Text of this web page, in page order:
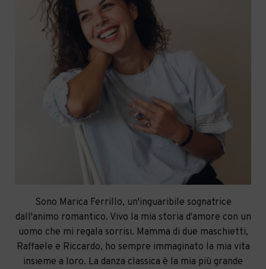
Sono Marica Ferrillo, un'inguaribile sognatrice
dall'animo romantico. Vivo la mia storia d'amore con un
uomo che mi regala sorrisi. Mamma di due maschietti,
Raffaele e Riccardo, ho sempre immaginato la mia vita
insieme a loro. La danza classica è la mia più grande